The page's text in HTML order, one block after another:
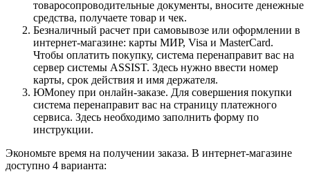
товаросопроводительные документы, вносите денежные
средства, получаете товар и чек.
Безналичный расчет при самовывозе или оформлении в
интернет-магазине: карты МИР, Visa и MasterCard.
Чтобы оплатить покупку, система перенаправит вас на
сервер системы ASSIST. Здесь нужно ввести номер
карты, срок действия и имя держателя.
ЮMoney при онлайн-заказе. Для совершения покупки
система перенаправит вас на страницу платежного
сервиса. Здесь необходимо заполнить форму по
инструкции.
Экономьте время на получении заказа. В интернет-магазине
доступно 4 варианта: